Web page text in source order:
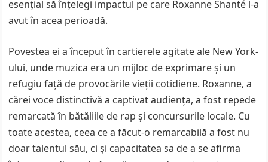
esențial să înțelegi impactul pe care Roxanne Shanté l-a
avut în acea perioadă.
Povestea ei a început în cartierele agitate ale New York-
ului, unde muzica era un mijloc de exprimare și un
refugiu față de provocările vieții cotidiene. Roxanne, a
cărei voce distinctivă a captivat audiența, a fost repede
remarcată în bătăliile de rap și concursurile locale. Cu
toate acestea, ceea ce a făcut-o remarcabilă a fost nu
doar talentul său, ci și capacitatea sa de a se afirma